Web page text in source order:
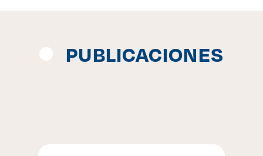
PUBLICACIONES